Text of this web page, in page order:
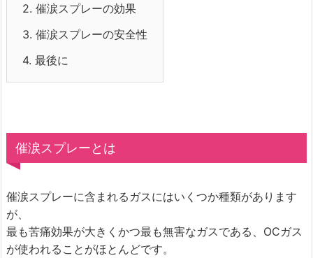
2. 催涙スプレーの効果
3. 催涙スプレーの安全性
4. 最後に
催涙スプレーとは
催涙スプレーに含まれるガスにはいくつか種類があります
が、
最も苦痛効果が大きくかつ最も無害なガスである、OCガス
が使われることがほとんどです。